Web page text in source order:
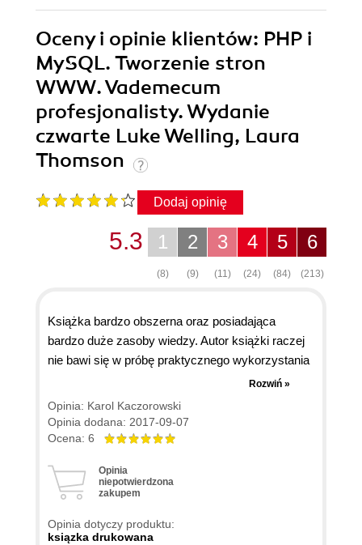
Oceny i opinie klientów: PHP i
MySQL. Tworzenie stron
WWW. Vademecum
profesjonalisty. Wydanie
czwarte Luke Welling, Laura
Thomson
Dodaj opinię
6
(213)
5
(84)
4
(24)
3
(11)
2
(9)
1
(8)
5.3
Książka bardzo obszerna oraz posiadająca
bardzo duże zasoby wiedzy. Autor książki raczej
nie bawi się w próbę praktycznego wykorzystania
i próby wpojenia czytelnikowi treści a przedstawia
konkrety i możliwości wykorzystania wielu linijek
kodu aby stworzyć coś na prawdę przydatnego.
Po przeczytaniu tego wydania stwierdzam, iż
podstaw php i implementacji z mysql.
Zdecydowanie polecam.
Rozwiń »
Opinia: Karol Kaczorowski
Opinia dodana: 2017-09-07
Ocena: 6
Opinia
niepotwierdzona
zakupem
Opinia dotyczy produktu:
ksiązka drukowana